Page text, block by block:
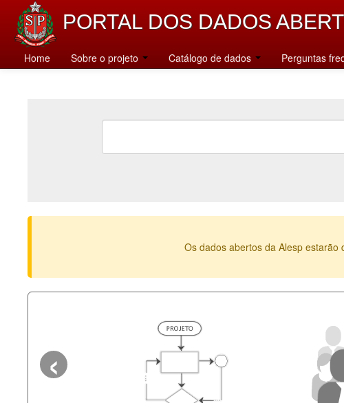
PORTAL DOS DADOS
Home Sobre o projeto Catálogo de dados Perguntas
Os dados abertos da Alesp
‹